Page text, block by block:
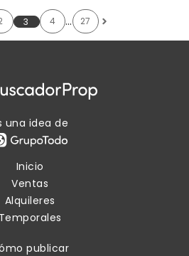
3 4 … 27
una idea de
Inicio
Ventas
Alquileres
Temporales
publicar